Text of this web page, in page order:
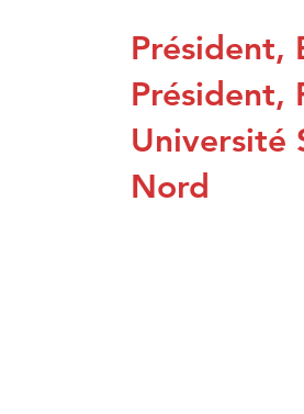
Président,
Président,
Université
Nord